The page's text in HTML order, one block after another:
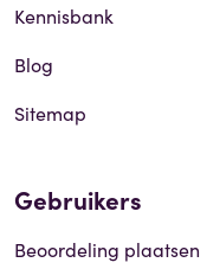
Kennisbank
Blog
Sitemap
Gebruikers
Beoordeling plaatsen